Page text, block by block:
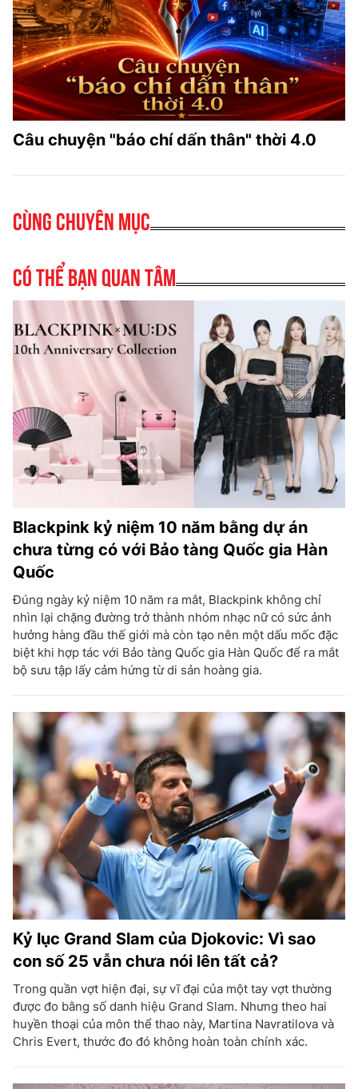
Câu chuyện "báo chí dấn thân" thời 4.0
Cùng chuyên mục
Có thể bạn quan tâm
Blackpink kỷ niệm 10 năm bằng dự án
chưa từng có với Bảo tàng Quốc gia Hàn
Quốc
Đúng ngày kỷ niệm 10 năm ra mắt, Blackpink không chỉ
nhìn lại chặng đường trở thành nhóm nhạc nữ có sức ảnh
hưởng hàng đầu thế giới mà còn tạo nên một dấu mốc đặc
biệt khi hợp tác với Bảo tàng Quốc gia Hàn Quốc để ra mắt
bộ sưu tập lấy cảm hứng từ di sản hoàng gia.
Kỷ lục Grand Slam của Djokovic: Vì sao
con số 25 vẫn chưa nói lên tất cả?
Trong quần vợt hiện đại, sự vĩ đại của một tay vợt thường
được đo bằng số danh hiệu Grand Slam. Nhưng theo hai
huyền thoại của môn thể thao này, Martina Navratilova và
Chris Evert, thước đo đó không hoàn toàn chính xác.